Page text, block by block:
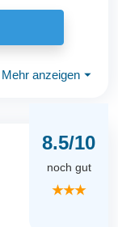
Mehr anzeigen ⏷
8.5/10
noch gut
★★★